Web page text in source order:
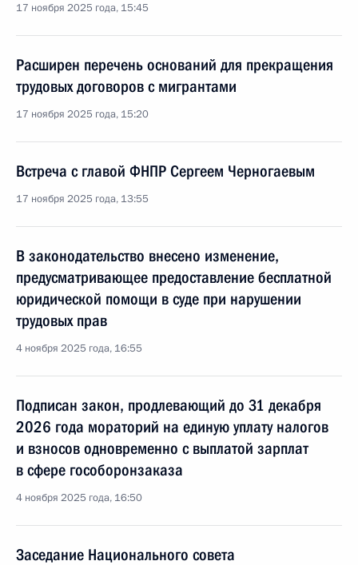
17 ноября 2025 года, 15:45
Расширен перечень оснований для прекращения
трудовых договоров c мигрантами
17 ноября 2025 года, 15:20
Встреча с главой ФНПР Сергеем Черногаевым
17 ноября 2025 года, 13:55
В законодательство внесено изменение,
предусматривающее предоставление бесплатной
юридической помощи в суде при нарушении
трудовых прав
4 ноября 2025 года, 16:55
Подписан закон, продлевающий до 31 декабря
2026 года мораторий на единую уплату налогов
и взносов одновременно с выплатой зарплат
в сфере гособоронзаказа
4 ноября 2025 года, 16:50
Заседание Национального совета